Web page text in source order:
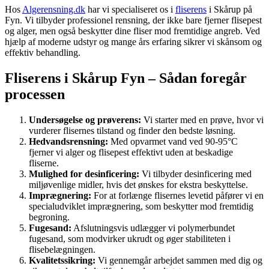
Hos Algerensning.dk har vi specialiseret os i fliserens i Skårup på
Fyn. Vi tilbyder professionel rensning, der ikke bare fjerner flisepest
og alger, men også beskytter dine fliser mod fremtidige angreb. Ved
hjælp af moderne udstyr og mange års erfaring sikrer vi skånsom og
effektiv behandling.
Fliserens i Skårup Fyn – Sådan foregår
processen
Undersøgelse og prøverens: Vi starter med en prøve, hvor vi
vurderer flisernes tilstand og finder den bedste løsning.
Hedvandsrensning: Med opvarmet vand ved 90-95°C
fjerner vi alger og flisepest effektivt uden at beskadige
fliserne.
Mulighed for desinficering: Vi tilbyder desinficering med
miljøvenlige midler, hvis det ønskes for ekstra beskyttelse.
Imprægnering: For at forlænge flisernes levetid påfører vi en
specialudviklet imprægnering, som beskytter mod fremtidig
begroning.
Fugesand: Afslutningsvis udlægger vi polymerbundet
fugesand, som modvirker ukrudt og øger stabiliteten i
flisebelægningen.
Kvalitetssikring: Vi gennemgår arbejdet sammen med dig og